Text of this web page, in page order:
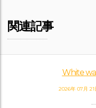
関連記事
White
2026年 07月 21